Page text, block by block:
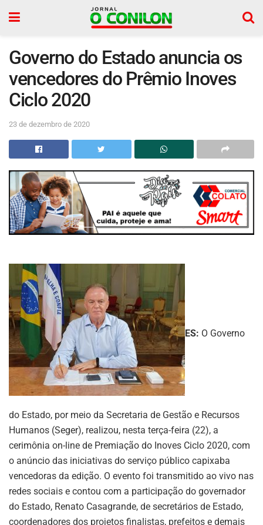
Governo do Estado anuncia os
vencedores do Prêmio Inoves
Ciclo 2020
23 de dezembro de 2020
ES: O Governo
do Estado, por meio da Secretaria de Gestão e Recursos
Humanos (Seger), realizou, nesta terça-feira (22), a
cerimônia on-line de Premiação do Inoves Ciclo 2020, com
o anúncio das iniciativas do serviço público capixaba
vencedoras da edição. O evento foi transmitido ao vivo nas
redes sociais e contou com a participação do governador
do Estado, Renato Casagrande, de secretários de Estado,
coordenadores dos projetos finalistas, prefeitos e demais